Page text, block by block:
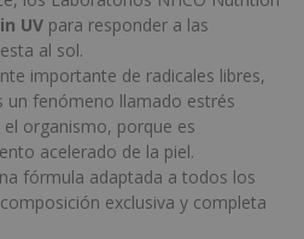
UV para responder a las
al sol.
importante de radicales libres,
un fenómeno llamado estrés
organismo, porque es
acelerado de la piel.
fórmula adaptada a todos los
exclusiva y completa